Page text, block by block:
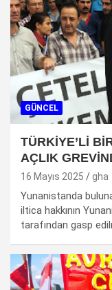
GÜNCEL
TÜRKİYE’Lİ
AÇLIK
16 Mayıs 2025 gha
Yunanistanda
iltica hakkının
tarafından gasp